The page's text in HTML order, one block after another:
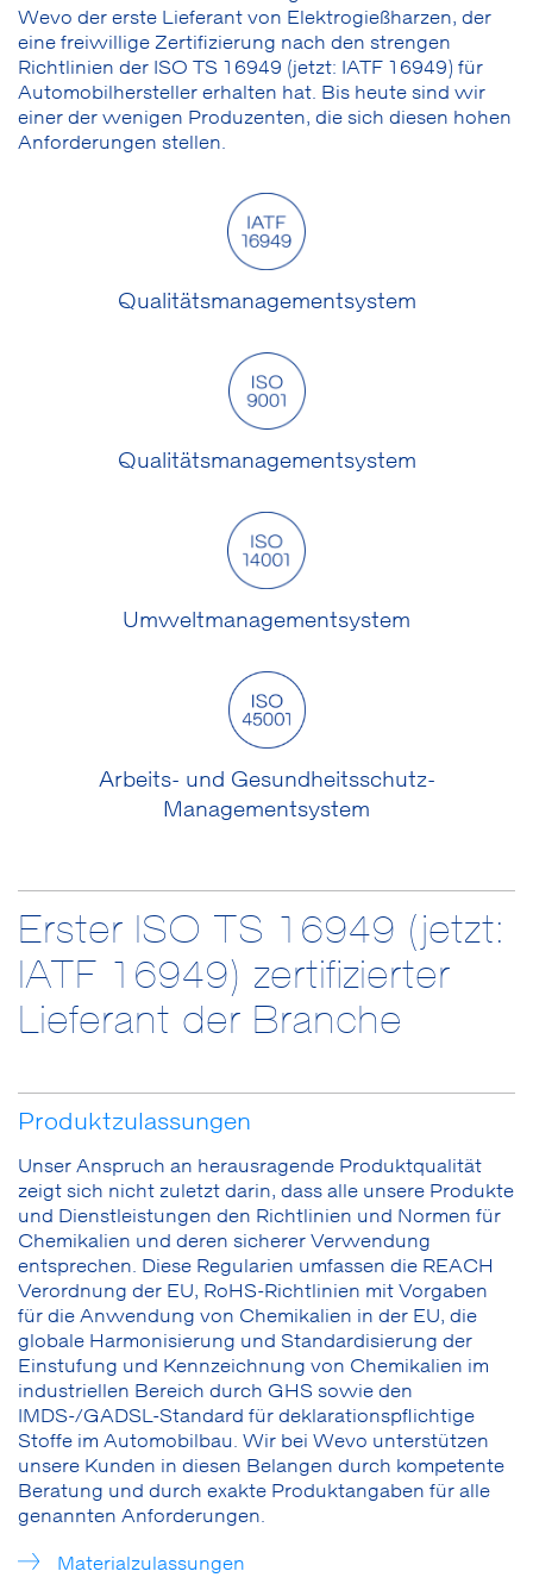
Wevo der erste Lieferant von Elektrogießharzen, der
eine freiwillige Zertifizierung nach den strengen
Richtlinien der ISO TS 16949 (jetzt: IATF 16949) für
Automobilhersteller erhalten hat. Bis heute sind wir
einer der wenigen Produzenten, die sich diesen hohen
Anforderungen stellen.
Qualitätsmanagementsystem
Qualitätsmanagementsystem
Umweltmanagementsystem
Arbeits- und Gesundheitsschutz-
Managementsystem
Erster ISO TS 16949 (jetzt:
IATF 16949) zertifizierter
Lieferant der Branche
Produktzulassungen
Unser Anspruch an herausragende Produktqualität
zeigt sich nicht zuletzt darin, dass alle unsere Produkte
und Dienstleistungen den Richtlinien und Normen für
Chemikalien und deren sicherer Verwendung
entsprechen. Diese Regularien umfassen die REACH
Verordnung der EU, RoHS-Richtlinien mit Vorgaben
für die Anwendung von Chemikalien in der EU, die
globale Harmonisierung und Standardisierung der
Einstufung und Kennzeichnung von Chemikalien im
industriellen Bereich durch GHS sowie den
IMDS-/GADSL-Standard für deklarationspflichtige
Stoffe im Automobilbau. Wir bei Wevo unterstützen
unsere Kunden in diesen Belangen durch kompetente
Beratung und durch exakte Produktangaben für alle
genannten Anforderungen.
Materialzulassungen